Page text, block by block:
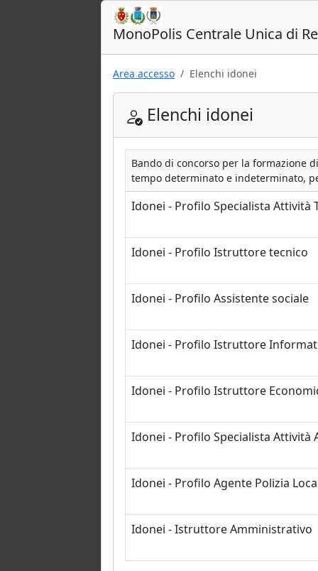
MonoPolis Centrale Unica di
Area accesso Elenchi idonei
Elenchi idonei
Bando di concorso per la formazione
tempo determinato e indeterminato,
Idonei - Profilo Specialista Attività
Idonei - Profilo Istruttore tecnico
Idonei - Profilo Assistente sociale
Idonei - Profilo Istruttore
Idonei - Profilo Istruttore
Idonei - Profilo Specialista Attività
Idonei - Profilo Agente Polizia
Idonei - Istruttore Amministrativo